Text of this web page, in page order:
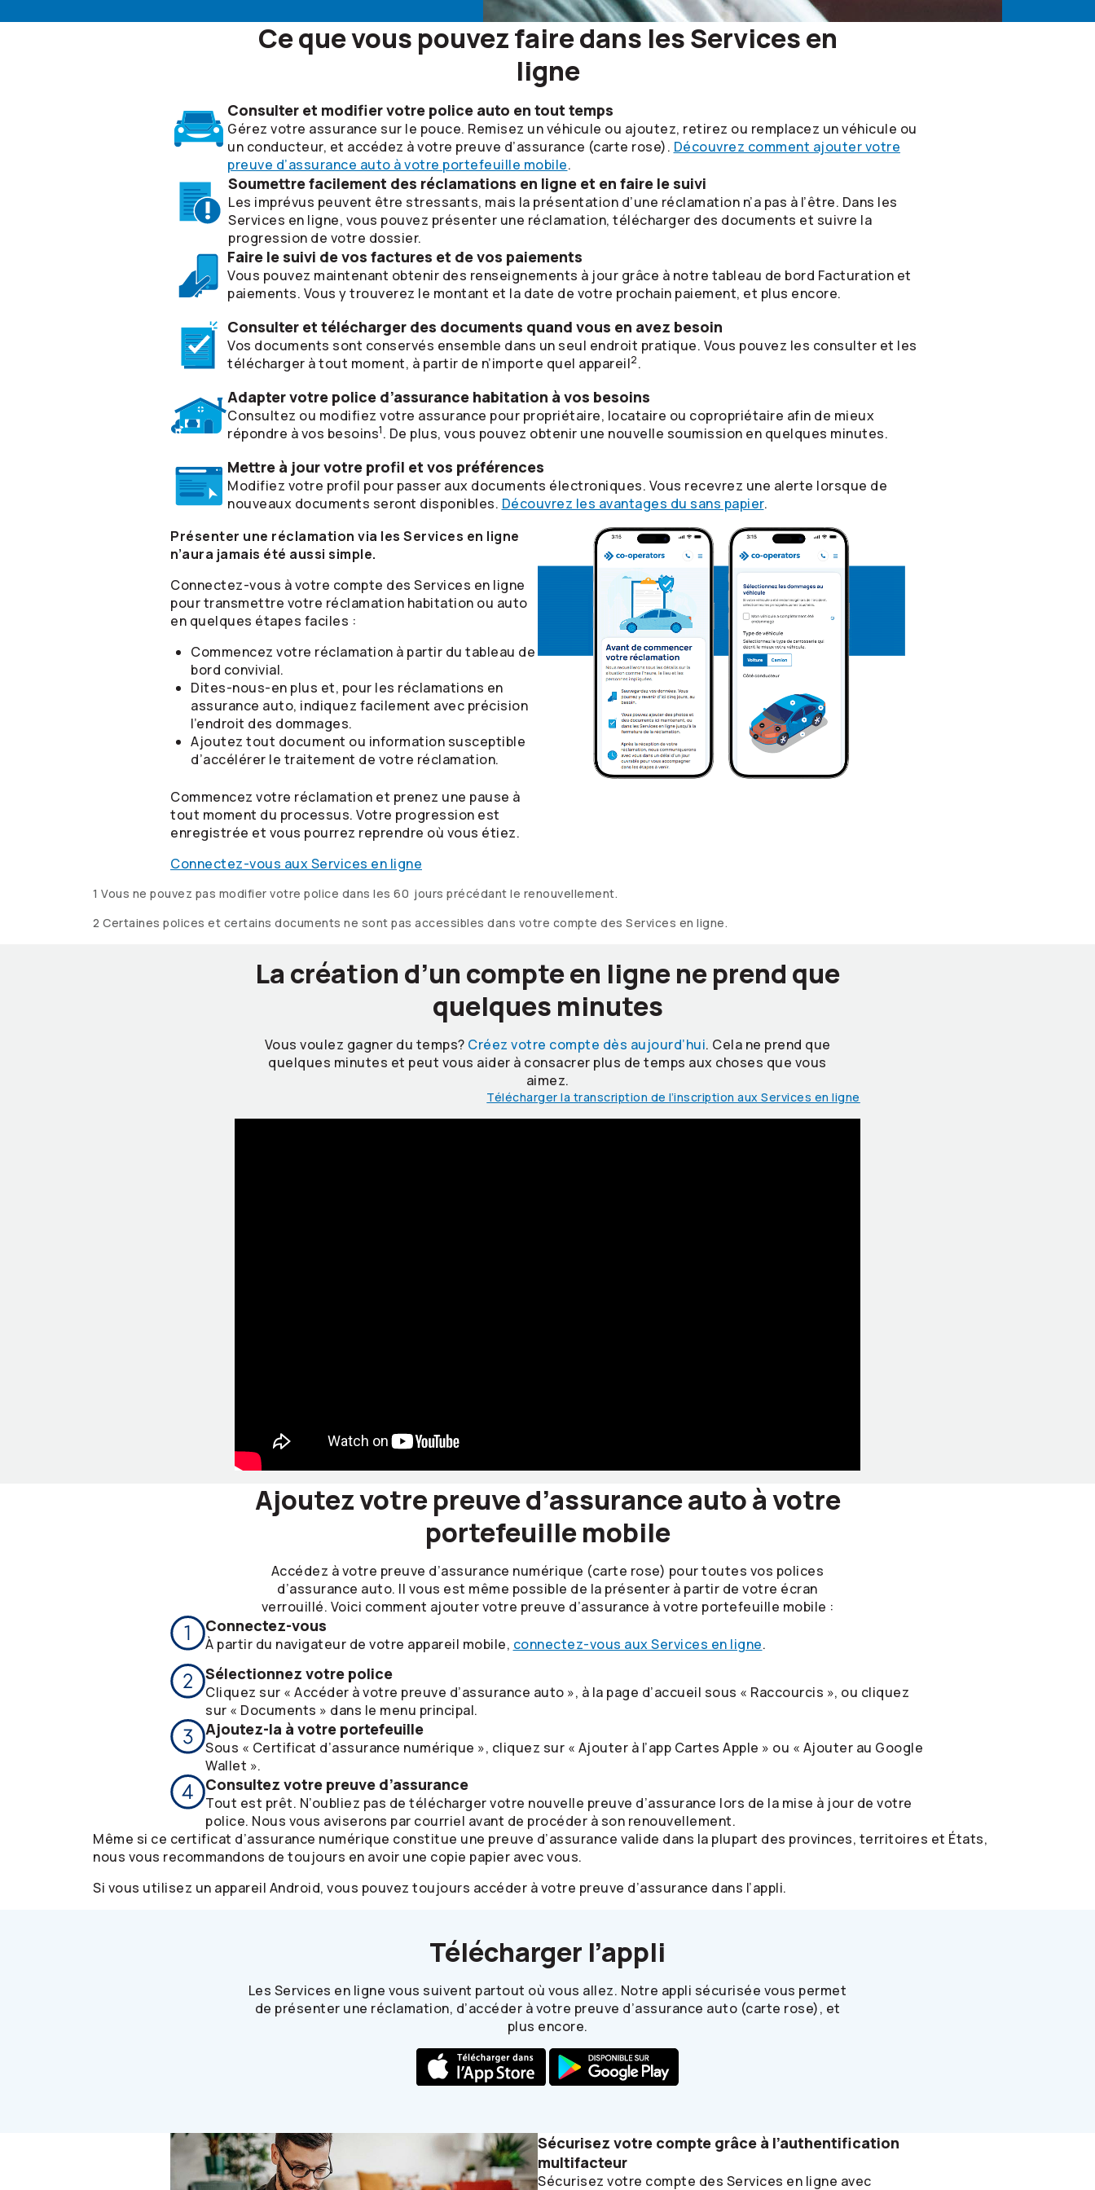
Ce que vous pouvez faire dans les Services en
ligne
Consulter et modifier votre police auto en tout temps
Gérez votre assurance sur le pouce. Remisez un véhicule ou ajoutez, retirez ou remplacez un véhicule ou
un conducteur, et accédez à votre preuve d’assurance (carte rose). Découvrez comment ajouter votre
preuve d’assurance auto à votre portefeuille mobile.
Soumettre facilement des réclamations en ligne et en faire le suivi
Les imprévus peuvent être stressants, mais la présentation d’une réclamation n’a pas à l’être. Dans les
Services en ligne, vous pouvez présenter une réclamation, télécharger des documents et suivre la
progression de votre dossier.
Faire le suivi de vos factures et de vos paiements
Vous pouvez maintenant obtenir des renseignements à jour grâce à notre tableau de bord Facturation et
paiements. Vous y trouverez le montant et la date de votre prochain paiement, et plus encore.
Consulter et télécharger des documents quand vous en avez besoin
Vos documents sont conservés ensemble dans un seul endroit pratique. Vous pouvez les consulter et les
télécharger à tout moment, à partir de n’importe quel appareil2.
Adapter votre police d’assurance habitation à vos besoins
Consultez ou modifiez votre assurance pour propriétaire, locataire ou copropriétaire afin de mieux
répondre à vos besoins1. De plus, vous pouvez obtenir une nouvelle soumission en quelques minutes.
Mettre à jour votre profil et vos préférences
Modifiez votre profil pour passer aux documents électroniques. Vous recevrez une alerte lorsque de
nouveaux documents seront disponibles. Découvrez les avantages du sans papier.
Présenter une réclamation via les Services en ligne
n’aura jamais été aussi simple.
Connectez-vous à votre compte des Services en ligne
pour transmettre votre réclamation habitation ou auto
en quelques étapes faciles :
Commencez votre réclamation à partir du tableau de
bord convivial.
Dites-nous-en plus et, pour les réclamations en
assurance auto, indiquez facilement avec précision
l’endroit des dommages.
Ajoutez tout document ou information susceptible
d’accélérer le traitement de votre réclamation.
Commencez votre réclamation et prenez une pause à
tout moment du processus. Votre progression est
enregistrée et vous pourrez reprendre où vous étiez.
Connectez-vous aux Services en ligne
1 Vous ne pouvez pas modifier votre police dans les 60 jours précédant le renouvellement.
2 Certaines polices et certains documents ne sont pas accessibles dans votre compte des Services en ligne.
La création d’un compte en ligne ne prend que
quelques minutes
Vous voulez gagner du temps? Créez votre compte dès aujourd’hui. Cela ne prend que
quelques minutes et peut vous aider à consacrer plus de temps aux choses que vous
aimez.
Télécharger la transcription de l’inscription aux Services en ligne
Ajoutez votre preuve d’assurance auto à votre
portefeuille mobile
Accédez à votre preuve d’assurance numérique (carte rose) pour toutes vos polices
d’assurance auto. Il vous est même possible de la présenter à partir de votre écran
verrouillé. Voici comment ajouter votre preuve d’assurance à votre portefeuille mobile :
Connectez-vous
À partir du navigateur de votre appareil mobile, connectez-vous aux Services en ligne.
Sélectionnez votre police
Cliquez sur « Accéder à votre preuve d’assurance auto », à la page d’accueil sous « Raccourcis », ou cliquez
sur « Documents » dans le menu principal.
Ajoutez-la à votre portefeuille
Sous « Certificat d’assurance numérique », cliquez sur « Ajouter à l’app Cartes Apple » ou « Ajouter au Google
Wallet ».
Consultez votre preuve d’assurance
Tout est prêt. N’oubliez pas de télécharger votre nouvelle preuve d’assurance lors de la mise à jour de votre
police. Nous vous aviserons par courriel avant de procéder à son renouvellement.
Même si ce certificat d’assurance numérique constitue une preuve d’assurance valide dans la plupart des provinces, territoires et États,
nous vous recommandons de toujours en avoir une copie papier avec vous.
Si vous utilisez un appareil Android, vous pouvez toujours accéder à votre preuve d’assurance dans l’appli.
Télécharger l’appli
Les Services en ligne vous suivent partout où vous allez. Notre appli sécurisée vous permet
de présenter une réclamation, d’accéder à votre preuve d’assurance auto (carte rose), et
plus encore.
Sécurisez votre compte grâce à l’authentification
multifacteur
Sécurisez votre compte des Services en ligne avec